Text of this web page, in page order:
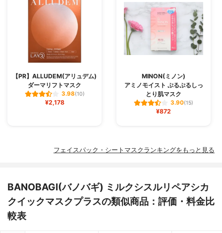
【PR】ALLUDEM(アリュデム)
ダーマリフトマスク
3.98(10)
¥2,178
MINON(ミノン)
アミノモイスト ぷるぷるしっ
とり肌マスク
3.90(15)
¥872
フェイスパック・シートマスクランキングをもっと見る
BANOBAGI(バノバギ) ミルクシスルリペアシカ
クイックマスクプラスの類似商品：評価・料金比
較表